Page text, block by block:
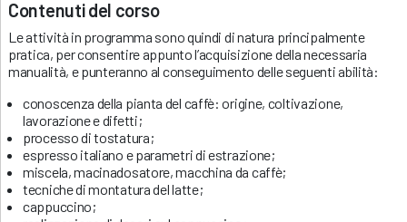
Contenuti del corso
Le attività in programma sono quindi di natura principalmente
pratica, per consentire appunto l’acquisizione della necessaria
manualità, e punteranno al conseguimento delle seguenti abilità:
conoscenza della pianta del caffè: origine, coltivazione,
lavorazione e difetti;
processo di tostatura;
espresso italiano e parametri di estrazione;
miscela, macinadosatore, macchina da caffè;
tecniche di montatura del latte;
cappuccino;